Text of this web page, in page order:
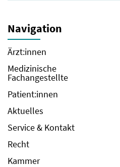
Navigation
Ärzt:innen
Medizinische
Fachangestellte
Patient:innen
Aktuelles
Service & Kontakt
Recht
Kammer